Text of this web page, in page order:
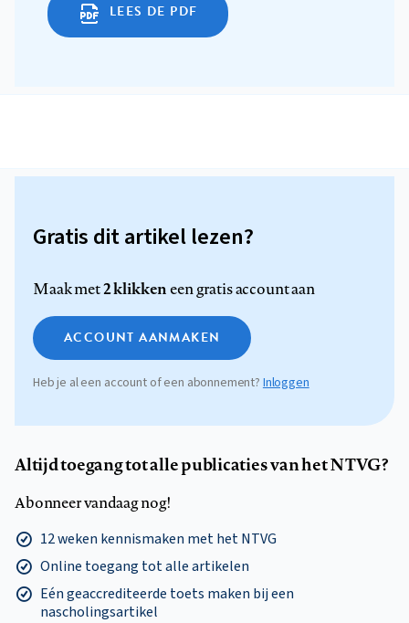
LEES DE PDF
Gratis dit artikel lezen?
Maak met2 klikkeneen gratis account aan
ACCOUNT AANMAKEN
Heb je al een account of een abonnement? Inloggen
Altijd toegang tot alle publicaties van het NTVG?
Abonneer vandaag nog!
12 weken kennismaken met het NTVG
Online toegang tot alle artikelen
Eén geaccrediteerde toets maken bij een
nascholingsartikel